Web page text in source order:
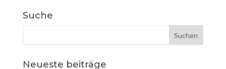
Suche
Neueste beiträge